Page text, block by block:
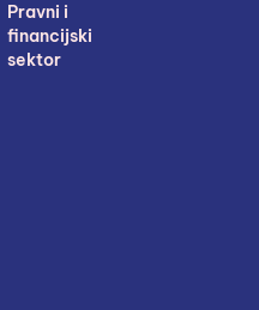
Pravni i
financijski
sektor